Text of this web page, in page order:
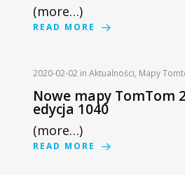
(more…)
READ MORE
2020-02-02in Aktualności, Mapy
Nowe mapy TomTom
edycja 1040
(more…)
READ MORE